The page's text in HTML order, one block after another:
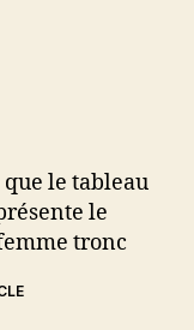
le tableau
le
tronc